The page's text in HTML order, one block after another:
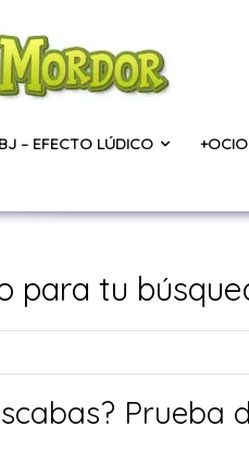
– EFECTO LÚDICO +OCIO
para tu
Prueba